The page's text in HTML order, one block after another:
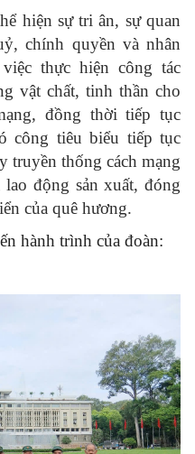
sự tri ân, sự quan
chính quyền và nhân
thực hiện công tác
vật chất, tinh thần cho
đồng thời tiếp tục
công tiêu biểu tiếp tục
truyền thống cách mạng
động sản xuất, đóng
của quê hương.
hành trình của đoàn: